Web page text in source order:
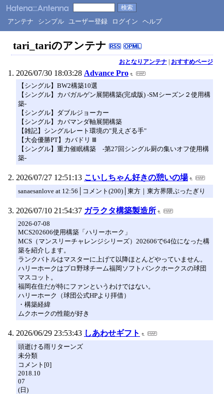
アンテナ シンプル ユーザー登録 ログイン ヘルプ
tari_tariのアンテナ
おとなりアンテナ| おすすめページ
2026/07/30 18:03:28 Advance Pro
【シングル】BW2構築10選
【シングル】カバガルゲン展開構築(完成版) -SMシーズン２使用構
築-
【シングル】ダブルジョーカー
【シングル】カバマンダ軸展開構築
【雑記】シングルレート環境の"見えざる手"
【大会優勝PT】カバドリ Ⅲ
【シングル】重力催眠構築 -第27回シングル厨の集いオフ使用構
築-
2026/07/27 12:51:13 こいしちゃん好きの憩いの場
sanaesanlove at 12:56│コメント(200)│東方｜東方界隈ぶったぎり
2026/07/10 21:54:37 ガラクタ構築製造所
2026-07-08
MCS202606使用構築「ハリーホーク」
MCS（マンスリーチャレンジシリーズ）202606で64位になった構
築を紹介します。
ランクバトルはマスターに上げて以降ほとんどやっていません。
ハリーホークはプロ野球チーム福岡ソフトバンクホークスの球団
マスコット。
福岡在住だが特にファンというわけではない。
ハリーホーク（球団公式HPより拝借）
・構築経緯
ムクホークの性能が好き
2026/06/29 23:53:43 しあわせギフト
頭逝ける雨リターンズ
未分類
コメント[0]
2018.10
07
(日)